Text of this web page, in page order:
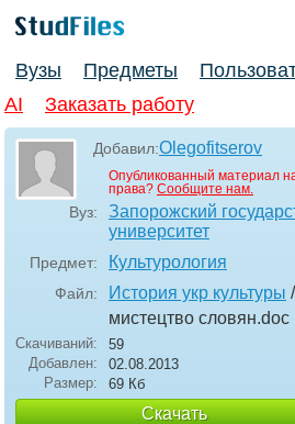
Вузы Предметы
AI
Заказать работу
Добавил:Olegofitserov
Опубликованный материал
права? Сообщите нам.
Вуз:
Запорожский
университет
Предмет: Культурология
Файл: История укр культуры
мистецтво словян.doc
Скачиваний:
59
Добавлен:
02.08.2013
Размер:
69 Кб
Скачать